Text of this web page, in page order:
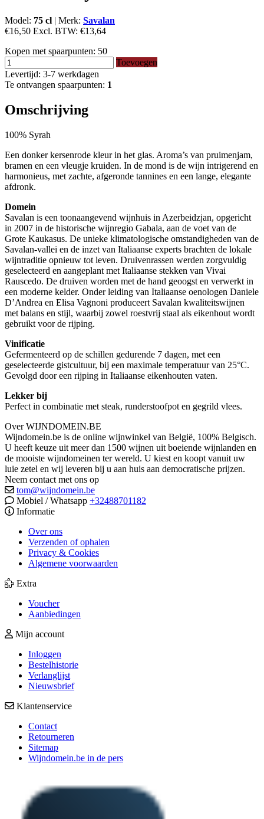
Model: 75 cl | Merk: Savalan
€16,50 Excl. BTW: €13,64
Kopen met spaarpunten: 50
Toevoegen
Levertijd: 3-7 werkdagen
Te ontvangen spaarpunten: 1
Omschrijving
100% Syrah
Een donker kersenrode kleur in het glas. Aroma’s van pruimenjam,
bramen en een vleugje kruiden. In de mond is de wijn intrigerend en
harmonieus, met zachte, afgeronde tannines en een lange, elegante
afdronk.
Domein
Savalan is een toonaangevend wijnhuis in Azerbeidzjan, opgericht
in 2007 in de historische wijnregio Gabala, aan de voet van de
Grote Kaukasus. De unieke klimatologische omstandigheden van de
Savalan-vallei en de inzet van Italiaanse experts brachten de lokale
wijntraditie opnieuw tot leven. Druivenrassen werden zorgvuldig
geselecteerd en aangeplant met Italiaanse stekken van Vivai
Rauscedo. De druiven worden met de hand geoogst en verwerkt in
een moderne kelder. Onder leiding van Italiaanse oenologen Daniele
D’Andrea en Elisa Vagnoni produceert Savalan kwaliteitswijnen
met balans en stijl, waarbij zowel roestvrij staal als eikenhout wordt
gebruikt voor de rijping.
Vinificatie
Gefermenteerd op de schillen gedurende 7 dagen, met een
geselecteerde gistcultuur, bij een maximale temperatuur van 25°C.
Gevolgd door een rijping in Italiaanse eikenhouten vaten.
Lekker bij
Perfect in combinatie met steak, runderstoofpot en gegrild vlees.
Over WIJNDOMEIN.BE
Wijndomein.be is de online wijnwinkel van België, 100% Belgisch.
U heeft keuze uit meer dan 1500 wijnen uit boeiende wijnlanden en
de mooiste wijndomeinen ter wereld. U kiest en koopt vanuit uw
luie zetel en wij leveren bij u aan huis aan democratische prijzen.
Neem contact met ons op
tom@wijndomein.be
Mobiel / Whatsapp +32488701182
Informatie
Over ons
Verzenden of ophalen
Privacy & Cookies
Algemene voorwaarden
Extra
Voucher
Aanbiedingen
Mijn account
Inloggen
Bestelhistorie
Verlanglijst
Nieuwsbrief
Klantenservice
Contact
Retourneren
Sitemap
Wijndomein.be in de pers